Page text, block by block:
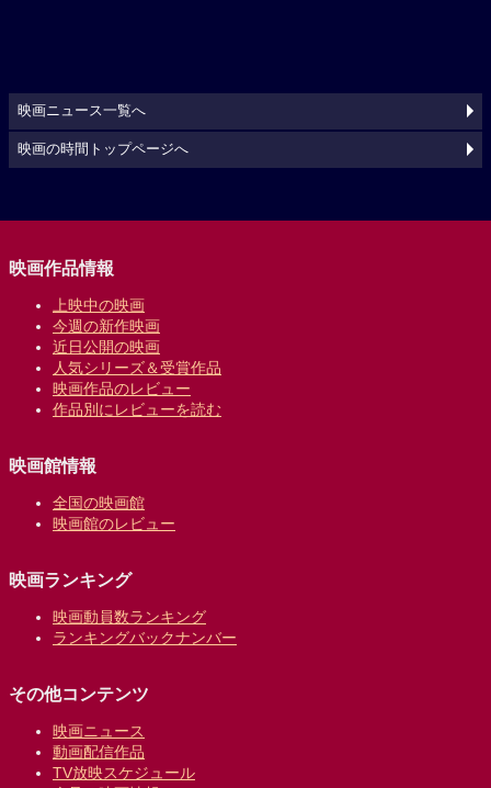
映画ニュース一覧へ
映画の時間トップページへ
映画作品情報
上映中の映画
今週の新作映画
近日公開の映画
人気シリーズ＆受賞作品
映画作品のレビュー
作品別にレビューを読む
映画館情報
全国の映画館
映画館のレビュー
映画ランキング
映画動員数ランキング
ランキングバックナンバー
その他コンテンツ
映画ニュース
動画配信作品
TV放映スケジュール